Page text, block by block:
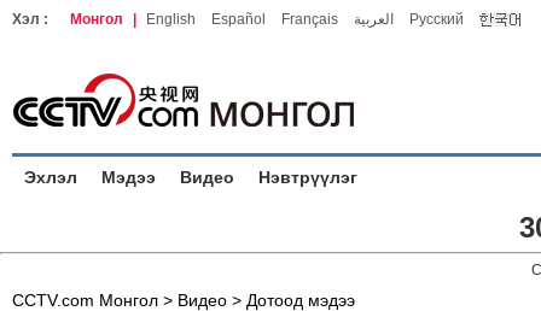
Хэл : Монгол English Español Français العربية Русский
Эхлэл Мэдээ Видео Нэвтрүүлэг
CCTV.com Монгол > Видео > Дотоод мэдээ